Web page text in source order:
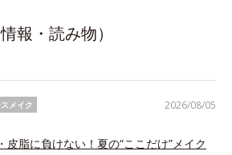
報・読み物）
メイク
皮脂に負けない！夏の“ここだけ”メイク
2026/08/05